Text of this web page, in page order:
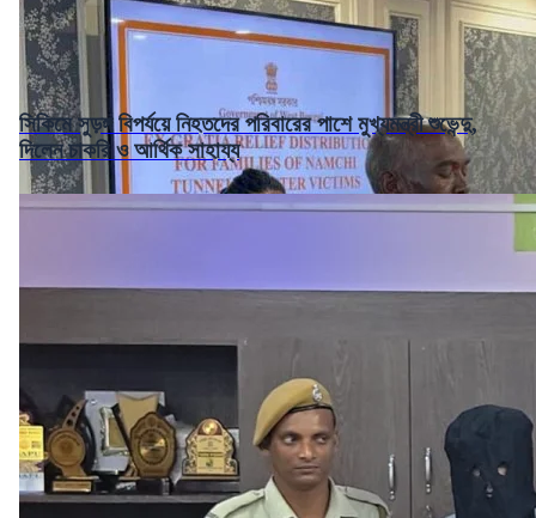
সিকিমে সুড়ঙ্গ বিপর্যয়ে নিহতদের পরিবারের পাশে মুখ্যমন্ত্রী শুভেন্দু,
দিলেন চাকরি ও আর্থিক সাহায্য